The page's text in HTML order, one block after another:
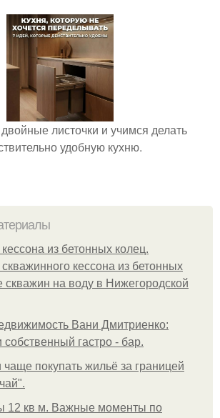
листочки и учимся делать
удобную кухню.
из бетонных колец.
кессона из бетонных
скважин на воду в Нижегородской
Вани Дмитриенко:
собственный гастро - бар.
чаще покупать жильё за границей
12 кв м. Важные моменты по